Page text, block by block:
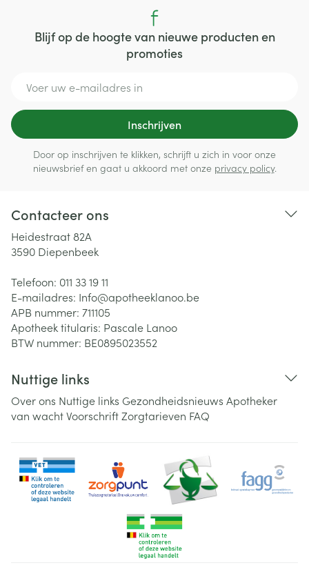
Blijf op de hoogte van nieuwe producten en
promoties
Inschrijven
Door op inschrijven te klikken, schrijft u zich in voor onze
nieuwsbrief en gaat u akkoord met onze privacy policy.
Contacteer ons
Heidestraat 82A
3590 Diepenbeek
Telefoon: 011 33 19 11
E-mailadres: Info@apotheeklanoo.be
APB nummer: 711105
Apotheek titularis: Pascale Lanoo
BTW nummer: BE0895023552
Nuttige links
Over ons Nuttige links Gezondheidsnieuws Apotheker
van wachtVoorschriftZorgtarieven FAQ